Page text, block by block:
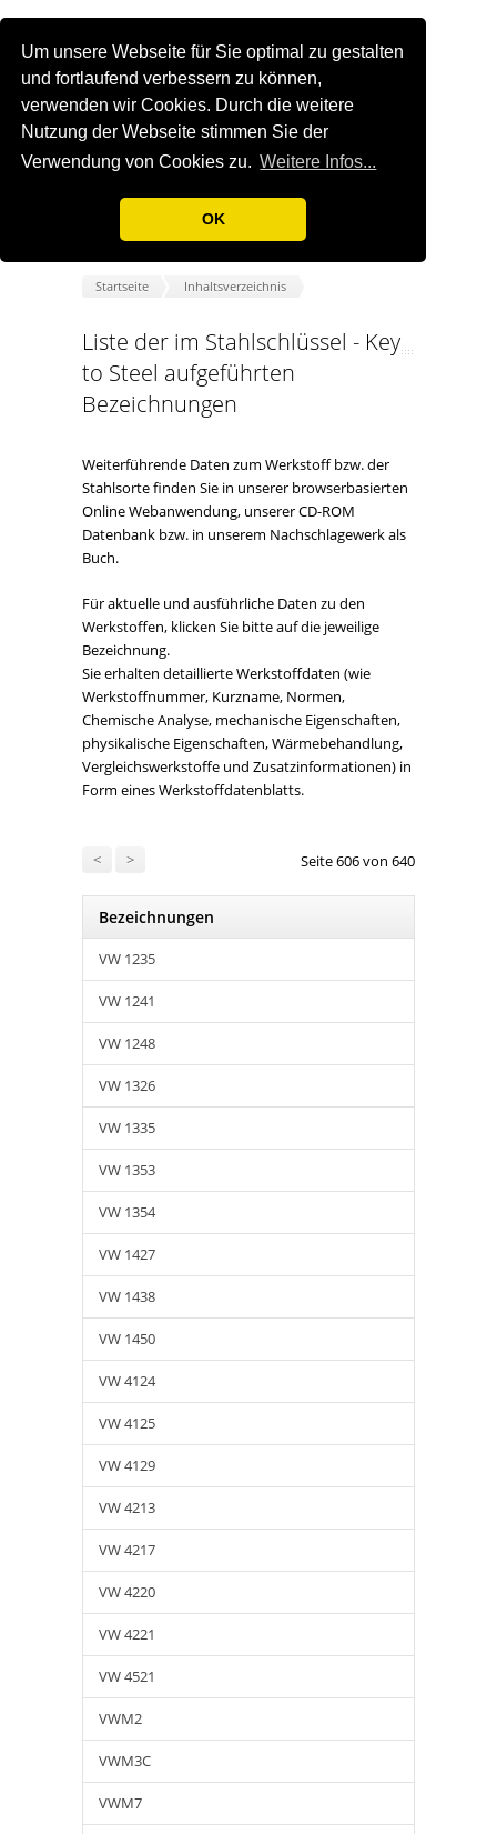
Um unsere Webseite für Sie optimal zu gestalten
und fortlaufend verbessern zu können,
verwenden wir Cookies. Durch die weitere
Nutzung der Webseite stimmen Sie der
Verwendung von Cookies zu. Weitere Infos...
OK
Startseite Inhaltsverzeichnis
Liste der im Stahlschlüssel - Key
to Steel aufgeführten
Bezeichnungen
Weiterführende Daten zum Werkstoff bzw. der
Stahlsorte finden Sie in unserer browserbasierten
Online Webanwendung, unserer CD-ROM
Datenbank bzw. in unserem Nachschlagewerk als
Buch.
Für aktuelle und ausführliche Daten zu den
Werkstoffen, klicken Sie bitte auf die jeweilige
Bezeichnung.
Sie erhalten detaillierte Werkstoffdaten (wie
Werkstoffnummer, Kurzname, Normen,
Chemische Analyse, mechanische Eigenschaften,
physikalische Eigenschaften, Wärmebehandlung,
Vergleichswerkstoffe und Zusatzinformationen) in
Form eines Werkstoffdatenblatts.
< > Seite 606 von 640
Bezeichnungen
VW 1235
VW 1241
VW 1248
VW 1326
VW 1335
VW 1353
VW 1354
VW 1427
VW 1438
VW 1450
VW 4124
VW 4125
VW 4129
VW 4213
VW 4217
VW 4220
VW 4221
VW 4521
VWM2
VWM3C
VWM7